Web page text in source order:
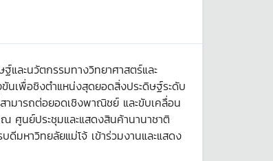
ละนวัตกรรมทางวิทยาศาสตร์และ
นเพื่อชิงตำแหน่งสุดยอดสิ่งประดิษฐ์ระดับ
ามารถต่อยอดเชิงพาณิชย์ และขับเคลื่อน
ศูนย์ประชุมและแสดงสินค้านานาชาติ
มหาวิทยลัยแม่โจ้ เข้าร่วมงานและแสดง